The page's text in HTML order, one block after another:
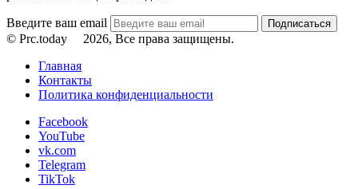
Введите ваш email
© Prc.today
2026, Все права защищены.
Главная
Контакты
Политика конфиденциальности
Facebook
YouTube
vk.com
Telegram
TikTok